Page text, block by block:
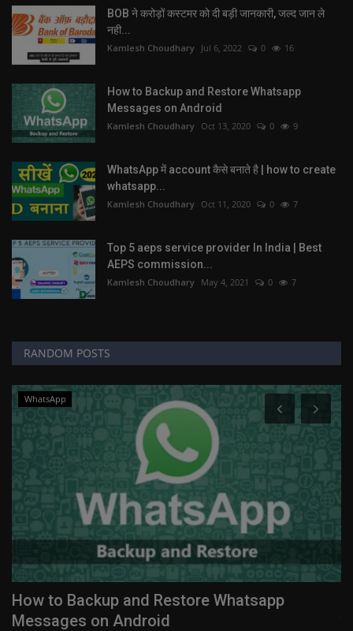
BOB ने करोड़ों कस्टमर को दी बड़ी जानकारी, जल्द जान ले
नही...
Kamlesh Choudhary Jul 6, 2022 0 16
How to Backup and Restore Whatsapp
Messages on Android
Kamlesh Choudhary Oct 13, 2020 0 9
WhatsApp में account कैसे बनाते है | how to create
whatsapp...
Kamlesh Choudhary Oct 11, 2020 0 7
Top 5 aeps service provider In India | Best
AEPS commission...
Kamlesh Choudhary May 4, 2021 0 7
RANDOM POSTS
WhatsApp
How to Backup and Restore Whatsapp
Messages on Android